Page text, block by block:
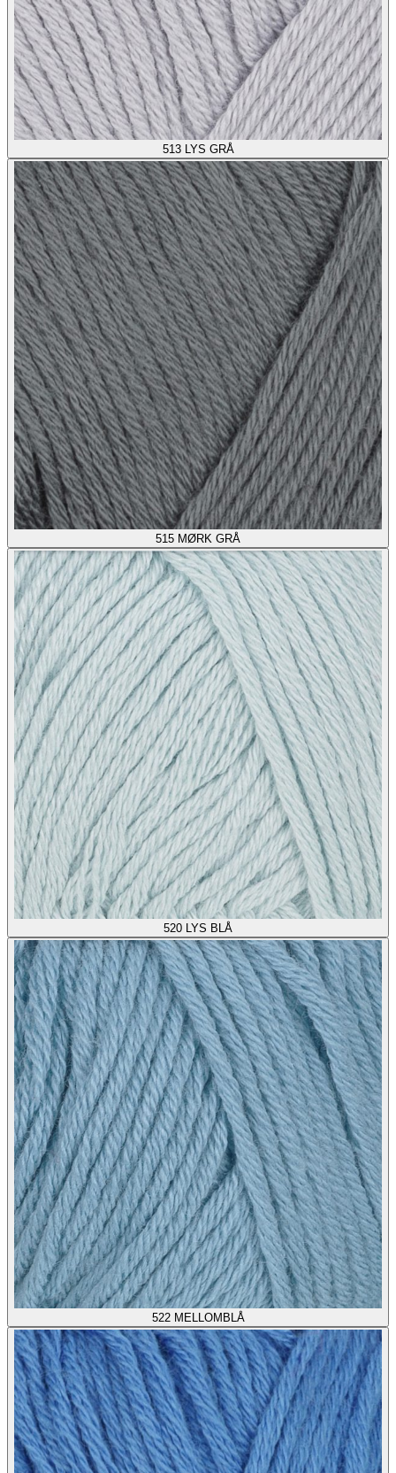
513 LYS GRÅ
515 MØRK GRÅ
520 LYS BLÅ
522 MELLOMBLÅ